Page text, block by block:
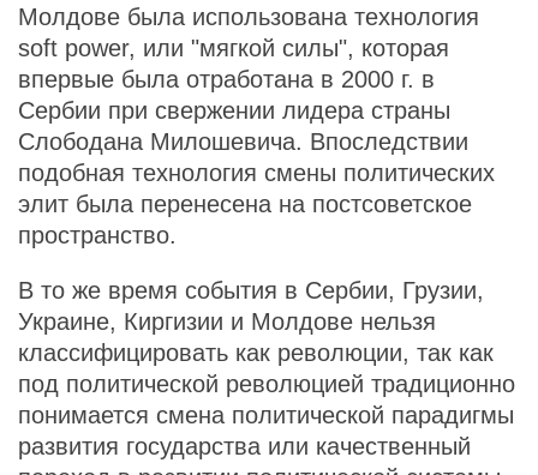
Молдове была использована технология
soft power, или "мягкой силы", которая
впервые была отработана в 2000 г. в
Сербии при свержении лидера страны
Слободана Милошевича. Впоследствии
подобная технология смены политических
элит была перенесена на постсоветское
пространство.
В то же время события в Сербии, Грузии,
Украине, Киргизии и Молдове нельзя
классифицировать как революции, так как
под политической революцией традиционно
понимается смена политической парадигмы
развития государства или качественный